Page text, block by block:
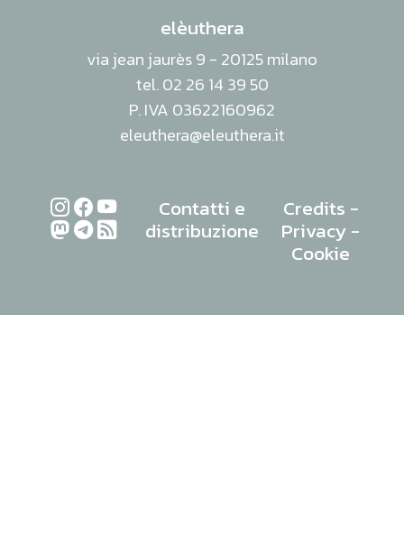
elèuthera
via jean jaurès 9 - 20125 milano
tel. 02 26 14 39 50
P. IVA 03622160962
eleuthera@eleuthera.it
Contatti e
distribuzione
Credits -
Privacy-
Cookie